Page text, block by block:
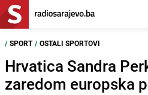
/ SPORT / OSTALI SPORTOVI
Hrvatica Sandra
zaredom europska